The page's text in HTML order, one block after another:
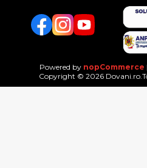
FacebookTwitterYouTube
Powered by nopCommerce
Copyright © 2026